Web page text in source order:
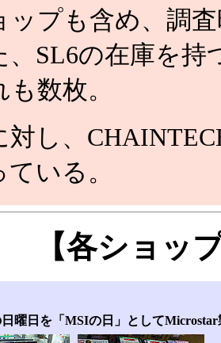
ップも含め、調
、SL6の在庫を
数枚。
し、
いる。
【各ショッ
日曜日を「MSIの日」として